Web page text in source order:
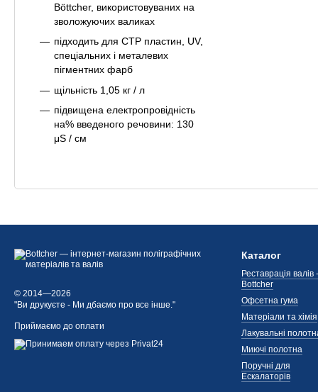
Böttcher, використовуваних на
зволожуючих валиках
підходить для CTP пластин, UV,
спеціальних і металевих
пігментних фарб
щільність 1,05 кг / л
підвищена електропровідність
на% введеного речовини: 130
μS / см
© 2014—2026
"Ви друкуєте - Ми дбаємо про все інше."
Приймаємо до оплати
Каталог
Реставрація валів -
Bottcher
Офсетна гума
Матеріали та хімія
Лакувальні
Миючі полотна
Поручні для
Ескалаторів